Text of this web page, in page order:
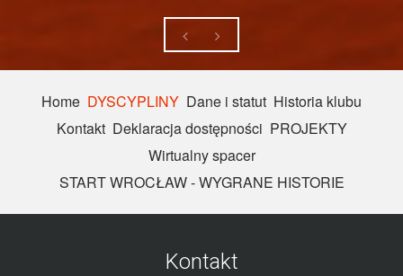
Home DYSCYPLINY Dane i statut Historia klubu
Kontakt Deklaracja dostępności PROJEKTY
Wirtualny spacer
START WROCŁAW - WYGRANE HISTORIE
Kontakt